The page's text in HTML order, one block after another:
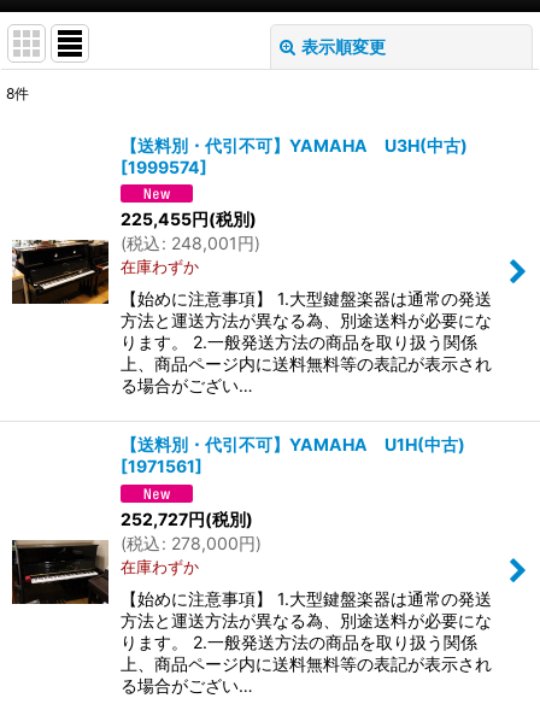
表示順変更
絞り込む
8件
【送料別・代引不可】YAMAHA U3H(中古)
[1999574]
225,455円(税別)
(税込: 248,001 円)
在庫わずか
【始めに注意事項】 1.大型鍵盤楽器は通常の発送
方法と運送方法が異なる為、別途送料が必要にな
ります。 2.一般発送方法の商品を取り扱う関係
上、商品ページ内に送料無料等の表記が表示され
る場合がござい…
【送料別・代引不可】YAMAHA U1H(中古)
[1971561]
252,727円(税別)
(税込: 278,000円)
在庫わずか
【始めに注意事項】 1.大型鍵盤楽器は通常の発送
方法と運送方法が異なる為、別途送料が必要にな
ります。 2.一般発送方法の商品を取り扱う関係
上、商品ページ内に送料無料等の表記が表示され
る場合がござい…